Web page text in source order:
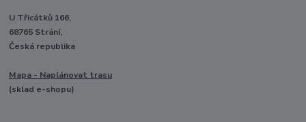
U Třicátků 166,
68765 Strání,
Česká republika
Mapa - Naplánovat trasu
(sklad e-shopu)